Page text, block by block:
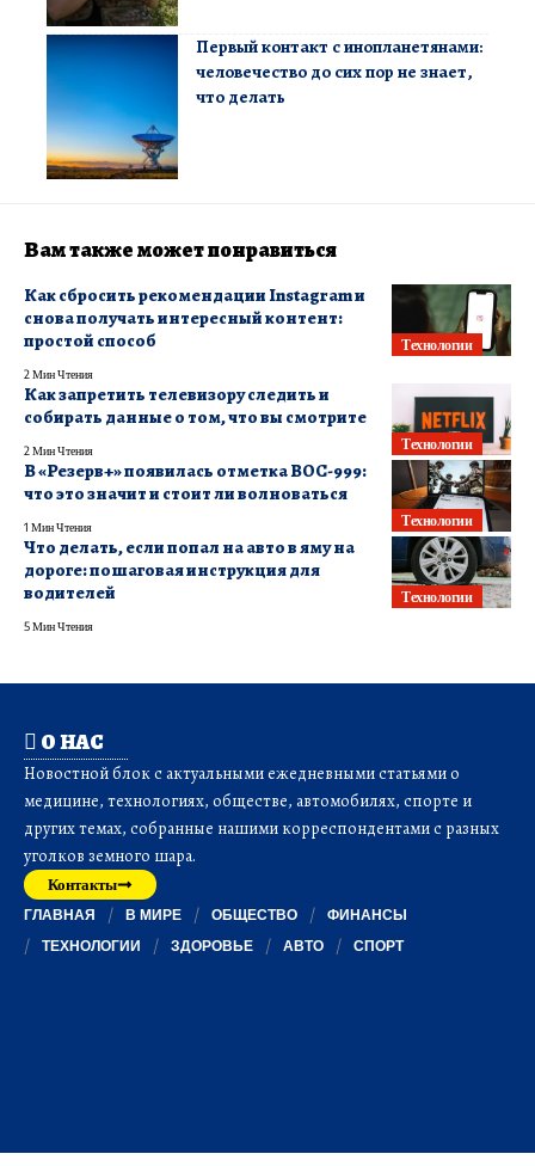
Первый контакт с инопланетянами:
человечество до сих пор не знает,
что делать
Вам также может понравиться
Технологии
Как сбросить рекомендации Instagram и
снова получать интересный контент:
простой способ
2 Мин Чтения
Технологии
Как запретить телевизору следить и
собирать данные о том, что вы смотрите
2 Мин Чтения
Технологии
В «Резерв+» появилась отметка ВОС-999:
что это значит и стоит ли волноваться
1 Мин Чтения
Технологии
Что делать, если попал на авто в яму на
дороге: пошаговая инструкция для
водителей
5 Мин Чтения
О НАС
Новостной блок с актуальными ежедневными статьями о
медицине, технологиях, обществе, автомобилях, спорте и
других темах, собранные нашими корреспондентами с разных
уголков земного шара.
Контакты
ГЛАВНАЯ В МИРЕ ОБЩЕСТВО
ФИНАНСЫ
ТЕХНОЛОГИИ
ЗДОРОВЬЕ АВТО СПОРТ